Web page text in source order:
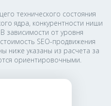
технического состояния
ядра, конкурентности ниши
зависимости от уровня
SEO-продвижения
ниже указаны из расчета за
ориентировочными.